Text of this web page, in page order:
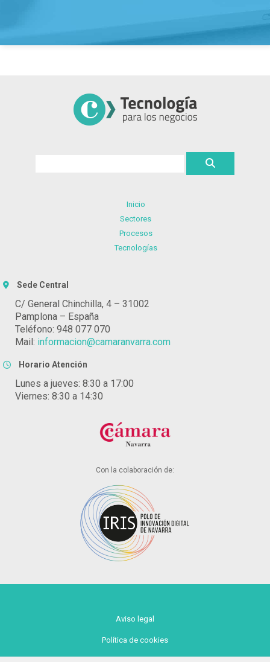
Inicio
Sectores
Procesos
Tecnologías
Sede Central
C/ General Chinchilla, 4 – 31002
Pamplona – España
Teléfono: 948 077 070
Mail: informacion@camaranvarra.com
Horario Atención
Lunes a jueves: 8:30 a 17:00
Viernes: 8:30 a 14:30
Con la colaboración de:
Aviso legal
Política de cookies